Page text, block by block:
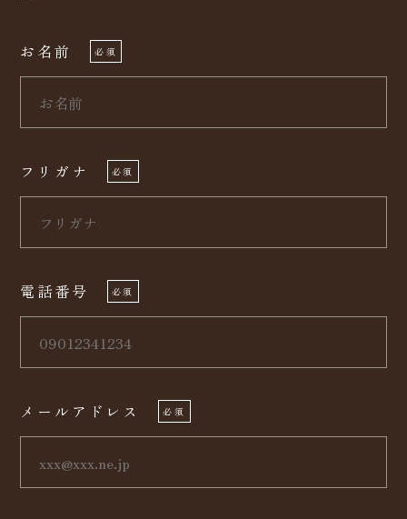
お名前 必須
フリガナ 必須
電話番号 必須
メールアドレス 必須